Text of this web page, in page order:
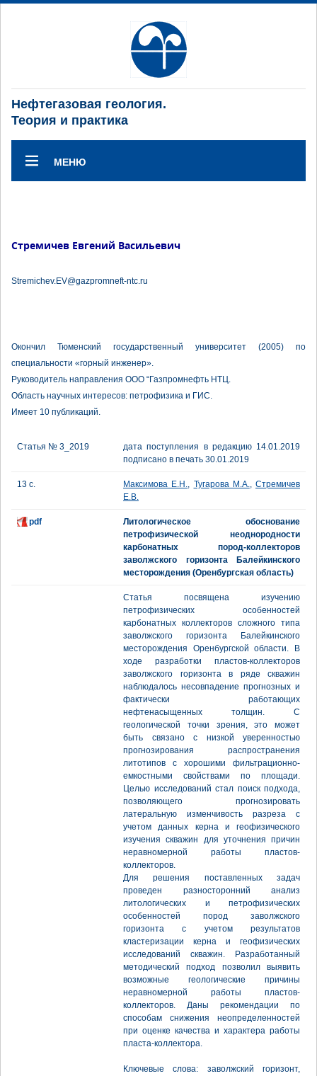
Нефтегазовая геология.
Теория и практика
МЕНЮ
Стремичев Евгений Васильевич
Stremichev.EV@gazpromneft-ntc.ru
Окончил Тюменский государственный университет (2005) по
специальности «горный инженер».
Руководитель направления ООО “Газпромнефть НТЦ.
Область научных интересов: петрофизика и ГИС.
Имеет 10 публикаций.
Статья № 3_2019
дата поступления в редакцию 14.01.2019
подписано в печать 30.01.2019
13 с. Максимова Е.Н., Тугарова М.А., Стремичев
Е.В.
pdf
Литологическое обоснование
петрофизической неоднородности
карбонатных пород-коллекторов
заволжского горизонта Балейкинского
месторождения (Оренбургская область)
Статья посвящена изучению
петрофизических особенностей
карбонатных коллекторов сложного типа
заволжского горизонта Балейкинского
месторождения Оренбургской области. В
ходе разработки пластов-коллекторов
заволжского горизонта в ряде скважин
наблюдалось несовпадение прогнозных и
фактически работающих
нефтенасыщенных толщин. С
геологической точки зрения, это может
быть связано с низкой уверенностью
прогнозирования распространения
литотипов с хорошими фильтрационно-
емкостными свойствами по площади.
Целью исследований стал поиск подхода,
позволяющего прогнозировать
латеральную изменчивость разреза с
учетом данных керна и геофизического
изучения скважин для уточнения причин
неравномерной работы пластов-
коллекторов.
Для решения поставленных задач
проведен разносторонний анализ
литологических и петрофизических
особенностей пород заволжского
горизонта с учетом результатов
кластеризации керна и геофизических
исследований скважин. Разработанный
методический подход позволил выявить
возможные геологические причины
неравномерной работы пластов-
коллекторов. Даны рекомендации по
способам снижения неопределенностей
при оценке качества и характера работы
пласта-коллектора.
Ключевые слова: заволжский горизонт,